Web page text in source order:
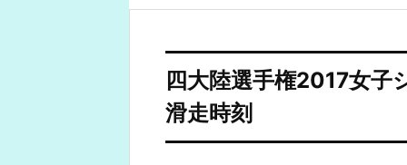
四大陸選手権2017女子
滑走時刻